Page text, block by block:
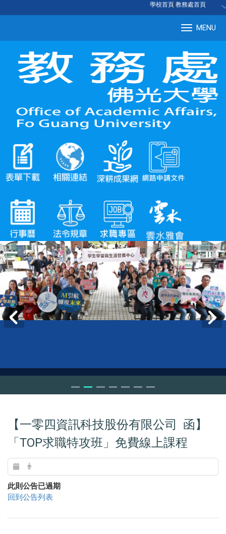
學校首頁 教務處首頁
MENU
【一零四資訊科技股份有限公司 函】
「TOP求職特攻班」免費線上課程
此則公告已過期
回到公告列表